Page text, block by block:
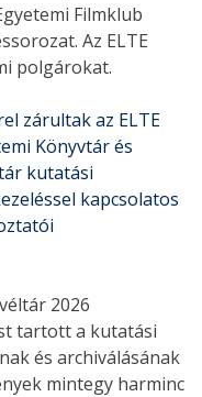
Filmklub
Az ELTE
polgárokat.
zárultak az ELTE
Könyvtár és
kutatási
kapcsolatos
2026
tartott a kutatási
és archiválásának
mintegy harminc